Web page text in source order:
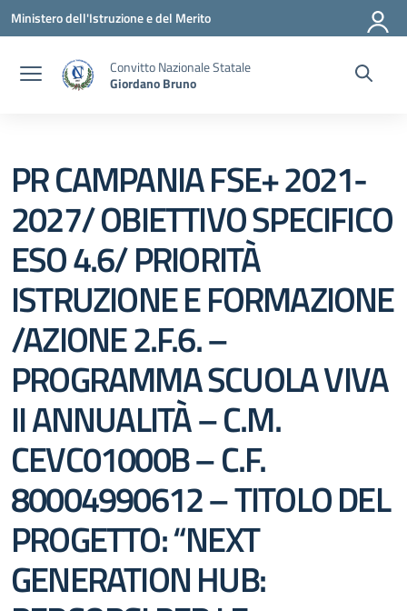
Vai ai contenuti
Vai al menu di navigazione
Vai al footer
Ministero dell'Istruzione e del Merito
Convitto Nazionale Statale
Giordano Bruno
PR CAMPANIA FSE+ 2021-
2027/ OBIETTIVO SPECIFICO
ESO 4.6/ PRIORITÀ
ISTRUZIONE E FORMAZIONE
/AZIONE 2.F.6. –
PROGRAMMA SCUOLA VIVA
II ANNUALITÀ – C.M.
CEVC01000B – C.F.
80004990612 – TITOLO DEL
PROGETTO: “NEXT
GENERATION HUB: